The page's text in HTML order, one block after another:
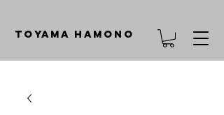
TOYAMA HAMONO